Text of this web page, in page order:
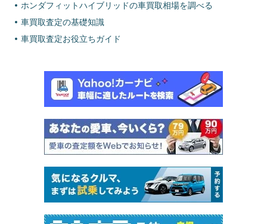
ホンダフィットハイブリッドの車買取相場を調べる
車買取査定の基礎知識
車買取査定お役立ちガイド